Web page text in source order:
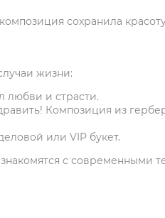
сохранила
жизни:
любви и страсти.
Композиция из
или VIP букет.
с современными